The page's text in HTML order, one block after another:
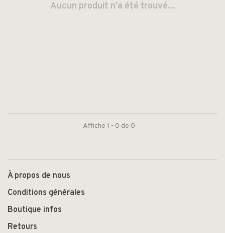
Aucun produit n'a été trouvé...
Affiche 1 - 0 de 0
À propos de nous
Conditions générales
Boutique infos
Retours